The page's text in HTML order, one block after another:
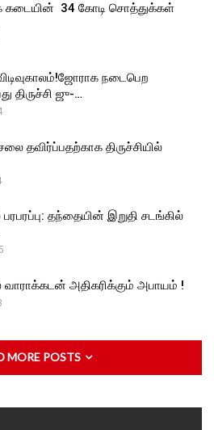
கடையின் ₹ 34 கோடி சொத்துக்கள்
நடைபெற
திருச்சி ஜு-…
தவிர்ப்பதற்காக திருச்சியில்
பரபரப்பு: தந்தையின் இறுதி சடங்கில்
வாராக்கடன் அதிகரிக்கும் அபாயம் !
MORE POSTS